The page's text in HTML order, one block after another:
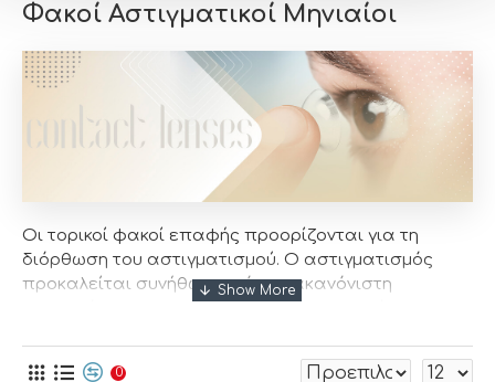
Φακοί Αστιγματικοί Μηνιαίοι
Οι τορικοί φακοί επαφής προορίζονται για τη
διόρθωση του αστιγματισμού. Ο αστιγματισμός
προκαλείται συνήθως από μια ακανόνιστη
button_grid
button_list
0